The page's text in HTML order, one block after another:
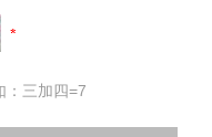
：三加四=7